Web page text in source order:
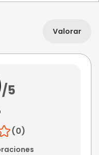
Valorar
/5
(0)